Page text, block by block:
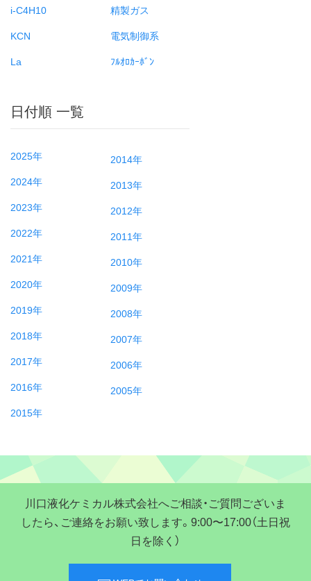
i-C4H10
KCN
La
精製ガス
電気制御系
ﾌﾙｵﾛｶｰﾎﾞﾝ
日付順 一覧
2025年
2024年
2023年
2022年
2021年
2020年
2019年
2018年
2017年
2016年
2015年
2014年
2013年
2012年
2011年
2010年
2009年
2008年
2007年
2006年
2005年
川口液化ケミカル株式会社へご相談・ご質問ございま
したら、ご連絡をお願い致します。9:00〜17:00（土日祝
日を除く）